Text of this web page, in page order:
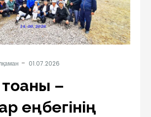
–
еңбегінің